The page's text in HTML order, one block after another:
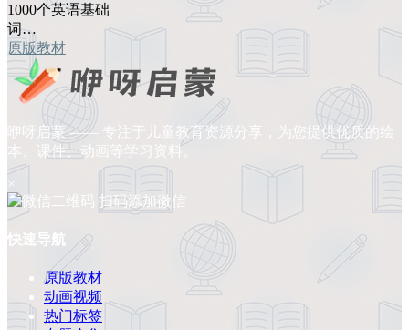
1000个英语基础
词…
原版教材
咿呀启蒙 —— 专注于儿童教育资源分享，为您提供优质的绘
本、课件、动画等学习资料。
×
扫码添加微信
快速导航
原版教材
动画视频
热门标签